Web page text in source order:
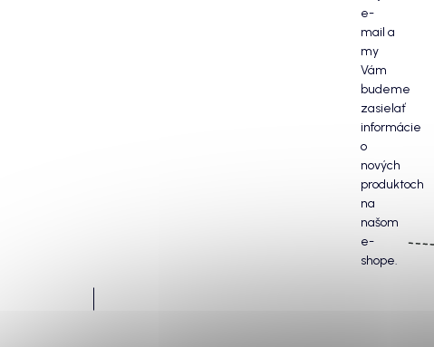
e-
mail a
my
Vám
budeme
zasielať
informácie
o
nových
produktoch
na
našom
e-
shope.